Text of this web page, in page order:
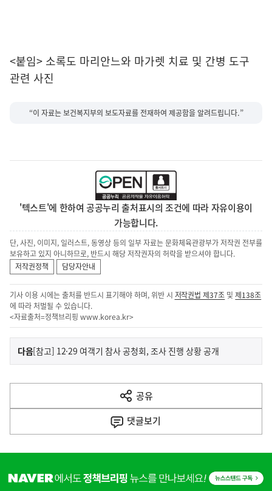
<붙임> 소록도 마리안느와 마가렛 치료 및 간병 도구
관련 사진
“이 자료는 보건복지부의 보도자료를 전재하여 제공함을 알려드립니다.”
'텍스트'에 한하여 공공누리 출처표시의 조건에 따라 자유이용이
가능합니다.
단, 사진, 이미지, 일러스트, 동영상 등의 일부 자료는 문화체육관광부가 저작권 전부를
보유하고 있지 아니하므로, 반드시 해당 저작권자의 허락을 받으셔야 합니다.
저작권정책
담당자안내
기사 이용 시에는 출처를 반드시 표기해야 하며, 위반 시 저작권법 제37조 및제138조
에 따라 처벌될 수 있습니다.
<자료출처=정책브리핑 www.korea.kr>
이
전
다
음
다음기
사
[참고] 12·29 여객기 참사 공청회, 조사 진행 상황 공개
공유
열
기
댓글보기
단